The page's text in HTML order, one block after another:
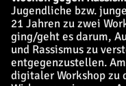
Jugendliche bzw.
21 Jahren zu zwei
ging/geht es darum,
und Rassismus zu
entgegenzustellen.
digitaler Workshop zu